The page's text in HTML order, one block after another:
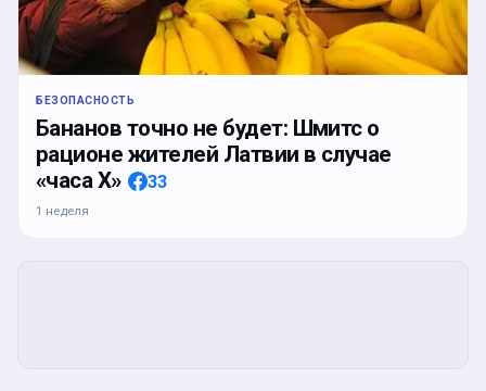
БЕЗОПАСНОСТЬ
Бананов точно не будет: Шмитс о
рационе жителей Латвии в случае
«часа Х»
33
1 неделя